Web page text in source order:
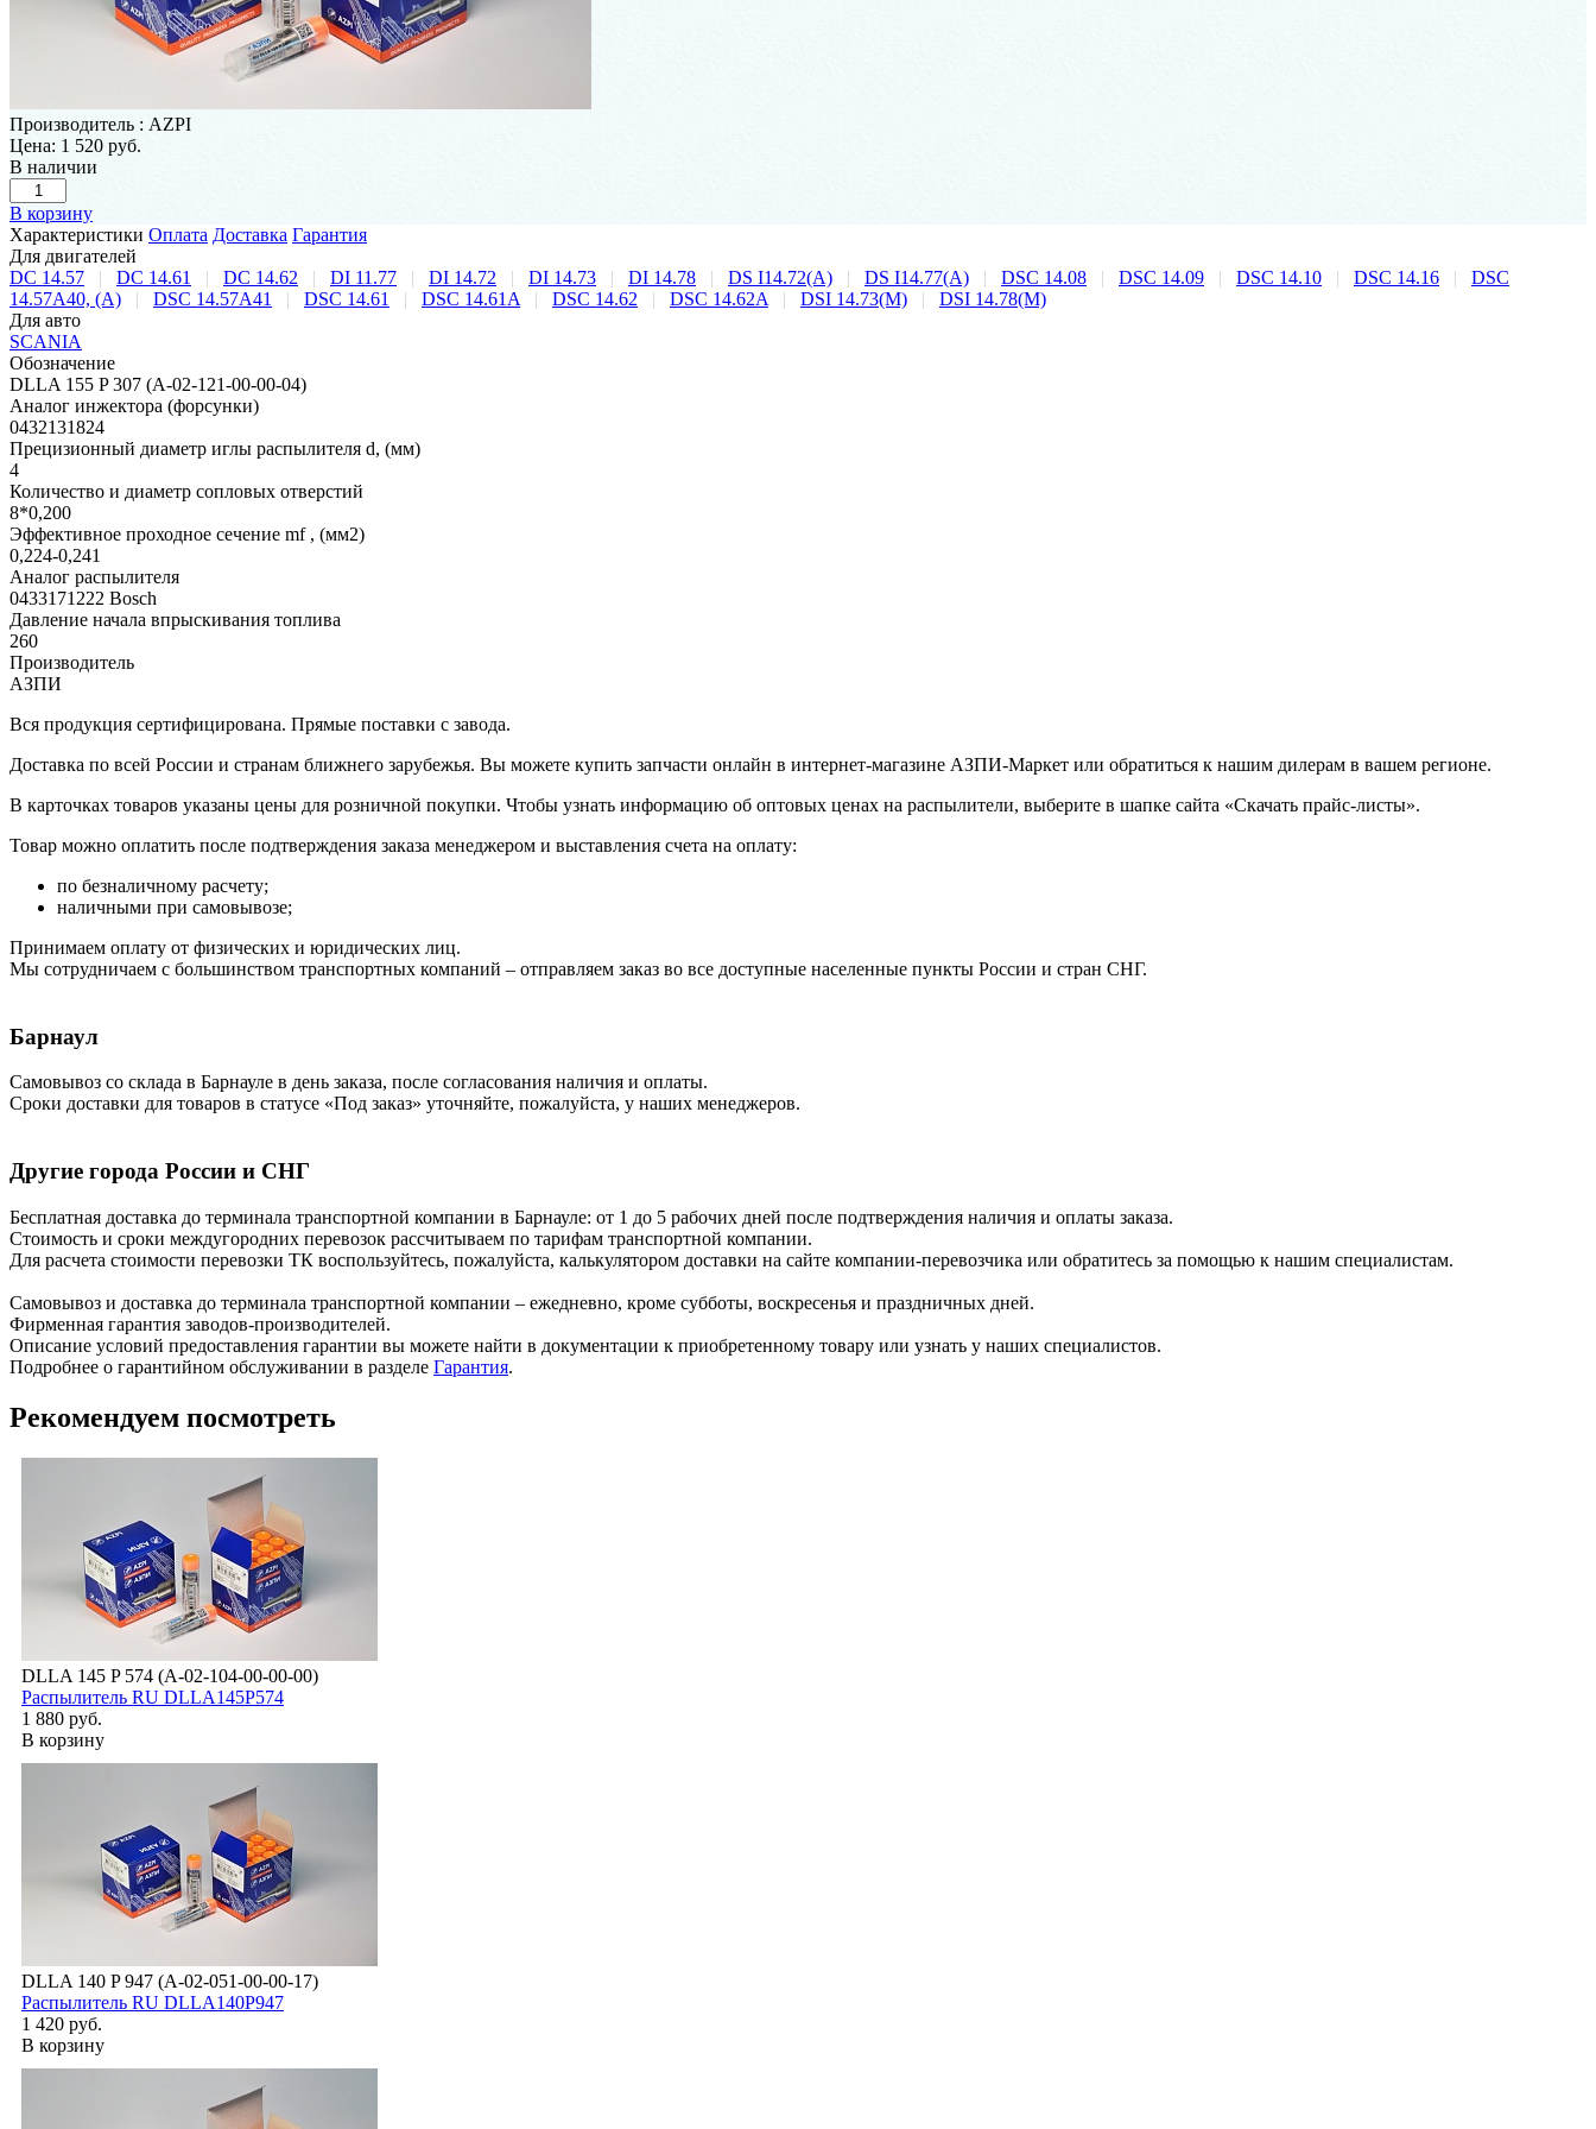
Производитель : AZPI
Цена: 1 520 руб.
В наличии
В корзину
Характеристики Оплата Доставка Гарантия
Для двигателей
DC 14.57
| DC 14.61 | DC 14.62 | DI 11.77 | DI 14.72 | DI 14.73 | DI 14.78 | DS I14.72(A) | DS I14.77(A) | DSC 14.08 | DSC 14.09 | DSC 14.10 | DSC 14.16 |
DSC
14.57A40, (A)
| DSC 14.57A41 | DSC 14.61 | DSC 14.61A | DSC 14.62 | DSC 14.62A | DSI 14.73(M) |
DSI 14.78(M)
Для авто
SCANIA
Обозначение
DLLA 155 P 307 (А-02-121-00-00-04)
Аналог инжектора (форсунки)
0432131824
Прецизионный диаметр иглы распылителя d, (мм)
4
Количество и диаметр сопловых отверстий
8*0,200
Эффективное проходное сечение mf , (мм2)
0,224-0,241
Аналог распылителя
0433171222 Bosch
Давление начала впрыскивания топлива
260
Производитель
АЗПИ
Вся продукция сертифицирована. Прямые поставки с завода.
Доставка по всей России и странам ближнего зарубежья. Вы можете купить запчасти онлайн в интернет-магазине АЗПИ-Маркет или обратиться к нашим дилерам в вашем регионе.
В карточках товаров указаны цены для розничной покупки. Чтобы узнать информацию об оптовых ценах на распылители, выберите в шапке сайта «Скачать прайс-листы».
Товар можно оплатить после подтверждения заказа менеджером и выставления счета на оплату:
по безналичному расчету;
наличными при самовывозе;
Принимаем оплату от физических и юридических лиц.
Мы сотрудничаем с большинством транспортных компаний – отправляем заказ во все доступные населенные пункты России и стран СНГ.
Барнаул
Самовывоз со склада в Барнауле в день заказа, после согласования наличия и оплаты.
Сроки доставки для товаров в статусе «Под заказ» уточняйте, пожалуйста, у наших менеджеров.
Другие города России и СНГ
Бесплатная доставка до терминала транспортной компании в Барнауле: от 1 до 5 рабочих дней после подтверждения наличия и оплаты заказа.
Стоимость и сроки междугородних перевозок рассчитываем по тарифам транспортной компании.
Для расчета стоимости перевозки ТК воспользуйтесь, пожалуйста, калькулятором доставки на сайте компании-перевозчика или обратитесь за помощью к нашим специалистам.
Самовывоз и доставка до терминала транспортной компании – ежедневно, кроме субботы, воскресенья и праздничных дней.
Фирменная гарантия заводов-производителей.
Описание условий предоставления гарантии вы можете найти в документации к приобретенному товару или узнать у наших специалистов.
Подробнее о гарантийном обслуживании в разделе Гарантия.
Рекомендуем посмотреть
DLLA 145 P 574 (А-02-104-00-00-00)
Распылитель RU DLLA145P574
1 880 руб.
В корзину
DLLA 140 P 947 (А-02-051-00-00-17)
Распылитель RU DLLA140P947
1 420 руб.
В корзину